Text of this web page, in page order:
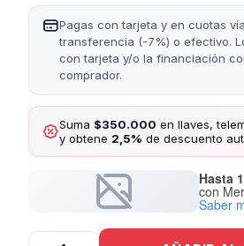
Pagas con tarjeta y en cuotas vía
transferencia (-7%) o efectivo.
con tarjeta y/o la financiación
comprador.
Suma $350.000 en llaves,
y obtene 2,5% de descuento
Hasta
con
Saber
Inserto